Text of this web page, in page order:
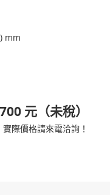
mm
元（未稅）
際價格請來電洽詢！